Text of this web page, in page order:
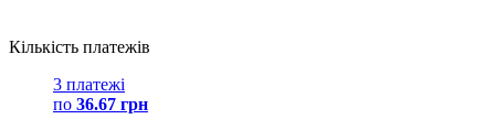
Кількість платежів
3 платежі
по 36.67 грн